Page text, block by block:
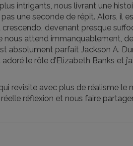
intrigants, nous livrant une
une seconde de répit. Alors, il
crescendo, devenant presque
nous attend immanquablement,
absolument parfait Jackson A.
le rôle d’Elizabeth Banks et
revisite avec plus de réalisme le
réflexion et nous faire